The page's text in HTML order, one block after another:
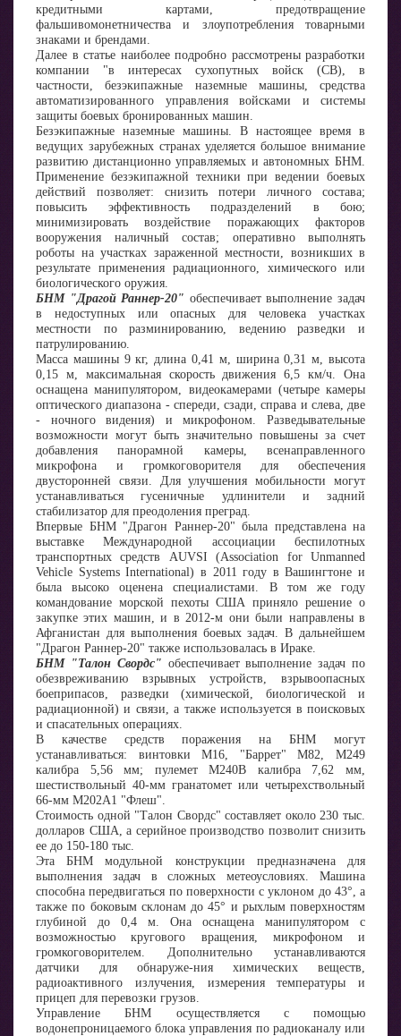
кредитными картами, предотвращение
фальшивомонетничества и злоупотребления товарными
знаками и брендами.
Далее в статье наиболее подробно рассмотрены разработки
компании "в интересах сухопутных войск (СВ), в
частности, безэкипажные наземные машины, средства
автоматизированного управления войсками и системы
защиты боевых бронированных машин.
Безэкипажные наземные машины. В настоящее время в
ведущих зарубежных странах уделяется большое внимание
развитию дистанционно управляемых и автономных БНМ.
Применение безэкипажной техники при ведении боевых
действий позволяет: снизить потери личного состава;
повысить эффективность подразделений в бою;
минимизировать воздействие поражающих факторов
вооружения наличный состав; оперативно выполнять
роботы на участках зараженной местности, возникших в
результате применения радиационного, химического или
биологического оружия.
БНМ "Драгой Раннер-20" обеспечивает выполнение задач
в недоступных или опасных для человека участках
местности по разминированию, ведению разведки и
патрулированию.
Масса машины 9 кг, длина 0,41 м, ширина 0,31 м, высота
0,15 м, максимальная скорость движения 6,5 км/ч. Она
оснащена манипулятором, видеокамерами (четыре камеры
оптического диапазона - спереди, сзади, справа и слева, две
- ночного видения) и микрофоном. Разведывательные
возможности могут быть значительно повышены за счет
добавления панорамной камеры, всенаправленного
микрофона и громкоговорителя для обеспечения
двусторонней связи. Для улучшения мобильности могут
устанавливаться гусеничные удлинители и задний
стабилизатор для преодоления преград.
Впервые БНМ "Драгон Раннер-20" была представлена на
выставке Международной ассоциации беспилотных
транспортных средств AUVSI (Association for Unmanned
Vehicle Systems International) в 2011 году в Вашингтоне и
была высоко оценена специалистами. В том же году
командование морской пехоты США приняло решение о
закупке этих машин, и в 2012-м они были направлены в
Афганистан для выполнения боевых задач. В дальнейшем
"Драгон Раннер-20" также использовалась в Ираке.
БНМ "Талон Свордс" обеспечивает выполнение задач по
обезвреживанию взрывных устройств, взрывоопасных
боеприпасов, разведки (химической, биологической и
радиационной) и связи, а также используется в поисковых
и спасательных операциях.
В качестве средств поражения на БНМ могут
устанавливаться: винтовки M16, "Баррет" М82, М249
калибра 5,56 мм; пулемет М240В калибра 7,62 мм,
шестиствольный 40-мм гранатомет или четырехствольный
66-мм М202А1 "Флеш".
Стоимость одной "Талон Свордс" составляет около 230 тыс.
долларов США, а серийное производство позволит снизить
ее до 150-180 тыс.
Эта БНМ модульной конструкции предназначена для
выполнения задач в сложных метеоусловиях. Машина
способна передвигаться по поверхности с уклоном до 43°, а
также по боковым склонам до 45° и рыхлым поверхностям
глубиной до 0,4 м. Она оснащена манипулятором с
возможностью кругового вращения, микрофоном и
громкоговорителем. Дополнительно устанавливаются
датчики для обнаруже-ния химических веществ,
радиоактивного излучения, измерения температуры и
прицеп для перевозки грузов.
Управление БНМ осуществляется с помощью
водонепроницаемого блока управления по радиоканалу или